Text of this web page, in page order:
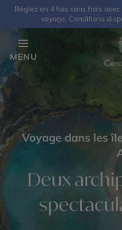
Réglez en 4 fois sans frais
voyage. Conditions
MENU
Voyage dans les
Deux